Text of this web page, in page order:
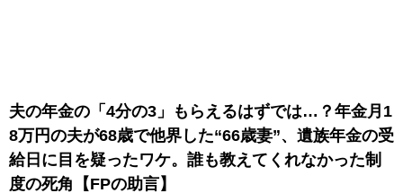
夫の年金の「4分の3」もらえるはずでは…？年金月1
8万円の夫が68歳で他界した“66歳妻”、遺族年金の受
給日に目を疑ったワケ。誰も教えてくれなかった制
度の死角【FPの助言】